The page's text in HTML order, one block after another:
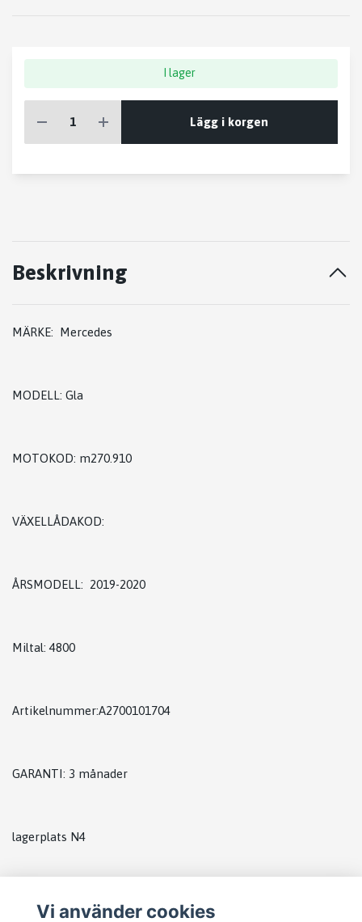
I lager
Lägg i korgen
Beskrivning
MÄRKE: Mercedes
MODELL: Gla
MOTOKOD: m270.910
VÄXELLÅDAKOD:
ÅRSMODELL: 2019-2020
Miltal: 4800
Artikelnummer:A2700101704
GARANTI: 3 månader
lagerplats N4
Vi använder cookies